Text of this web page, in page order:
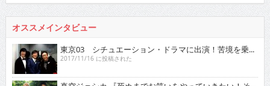
オススメインタビュー
東京03 シチュエーション・ドラマに出演！苦境を乗...
2017/11/16 に投稿された